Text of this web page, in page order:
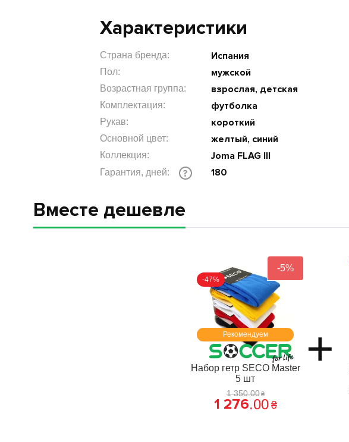
Характеристики
Страна бренда: Испания
Пол: мужской
Возрастная группа: взрослая, детская
Комплектация: футболка
Рукав: короткий
Основной цвет: желтый, синий
Коллекция: Joma FLAG III
Гарантия, дней: ? 180
Вместе дешевле
-5%
Рекомендуем
-47%
+
Набор гетр SECO Master
5 шт
1 350.00 ₴
1 276.00 ₴